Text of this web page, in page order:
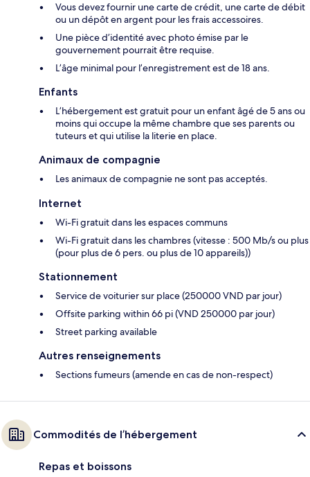
Vous devez fournir une carte de crédit, une carte de débit
ou un dépôt en argent pour les frais accessoires.
Une pièce d’identité avec photo émise par le
gouvernement pourrait être requise.
L’âge minimal pour l’enregistrement est de 18 ans.
Enfants
L’hébergement est gratuit pour un enfant âgé de 5 ans ou
moins qui occupe la même chambre que ses parents ou
tuteurs et qui utilise la literie en place.
Animaux de compagnie
Les animaux de compagnie ne sont pas acceptés.
Internet
Wi-Fi gratuit dans les espaces communs
Wi-Fi gratuit dans les chambres (vitesse : 500 Mb/s ou plus
(pour plus de 6 pers. ou plus de 10 appareils))
Stationnement
Service de voiturier sur place (250000 VND par jour)
Offsite parking within 66 pi (VND 250000 par jour)
Street parking available
Autres renseignements
Sections fumeurs (amende en cas de non-respect)
Commodités de l’hébergement
Repas et boissons